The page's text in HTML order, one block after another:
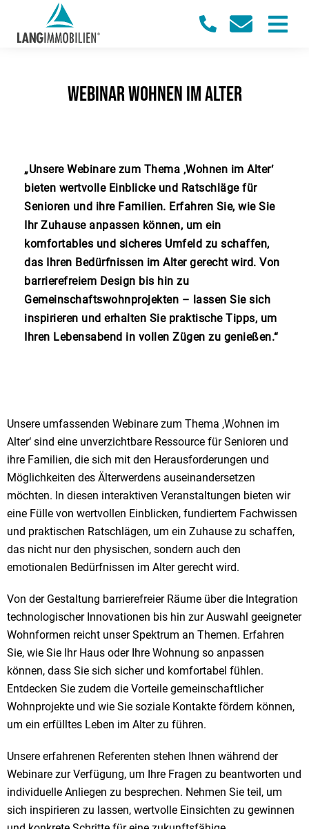
Webinar Wohnen im Alter
„Unsere Webinare zum Thema ‚Wohnen im Alter‘
bieten wertvolle Einblicke und Ratschläge für
Senioren und ihre Familien. Erfahren Sie, wie Sie
Ihr Zuhause anpassen können, um ein
komfortables und sicheres Umfeld zu schaffen,
das Ihren Bedürfnissen im Alter gerecht wird. Von
barrierefreiem Design bis hin zu
Gemeinschaftswohnprojekten – lassen Sie sich
inspirieren und erhalten Sie praktische Tipps, um
Ihren Lebensabend in vollen Zügen zu genießen.“
Unsere umfassenden Webinare zum Thema ‚Wohnen im
Alter‘ sind eine unverzichtbare Ressource für Senioren und
ihre Familien, die sich mit den Herausforderungen und
Möglichkeiten des Älterwerdens auseinandersetzen
möchten. In diesen interaktiven Veranstaltungen bieten wir
eine Fülle von wertvollen Einblicken, fundiertem Fachwissen
und praktischen Ratschlägen, um ein Zuhause zu schaffen,
das nicht nur den physischen, sondern auch den
emotionalen Bedürfnissen im Alter gerecht wird.
Von der Gestaltung barrierefreier Räume über die Integration
technologischer Innovationen bis hin zur Auswahl geeigneter
Wohnformen reicht unser Spektrum an Themen. Erfahren
Sie, wie Sie Ihr Haus oder Ihre Wohnung so anpassen
können, dass Sie sich sicher und komfortabel fühlen.
Entdecken Sie zudem die Vorteile gemeinschaftlicher
Wohnprojekte und wie Sie soziale Kontakte fördern können,
um ein erfülltes Leben im Alter zu führen.
Unsere erfahrenen Referenten stehen Ihnen während der
Webinare zur Verfügung, um Ihre Fragen zu beantworten und
individuelle Anliegen zu besprechen. Nehmen Sie teil, um
sich inspirieren zu lassen, wertvolle Einsichten zu gewinnen